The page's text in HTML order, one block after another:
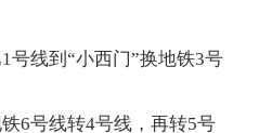
线到“小西门”换地铁3号
6号线转4号线，再转5号